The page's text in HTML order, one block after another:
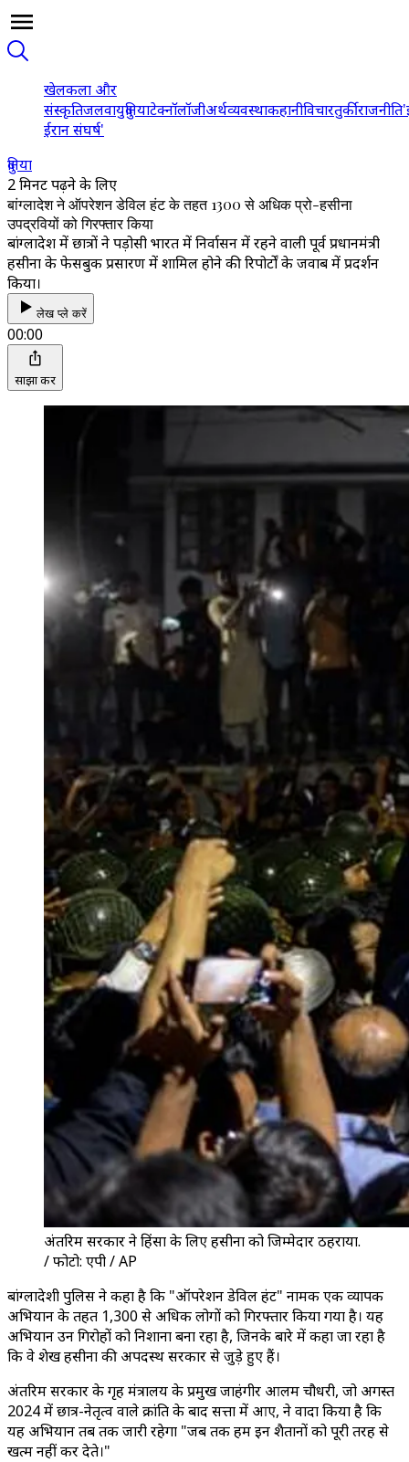
खेलकला और
संस्कृतिजलवायुदुनियाटेक्नॉलॉजीअर्थव्यवस्थाकहानीविचारतुर्कीराजनीति
ईरान संघर्ष'
दुनिया
2 मिनट पढ़ने के लिए
बांग्लादेश ने ऑपरेशन डेविल हंट के तहत 1300 से अधिक प्रो-हसीना
उपद्रवियों को गिरफ्तार किया
बांग्लादेश में छात्रों ने पड़ोसी भारत में निर्वासन में रहने वाली पूर्व प्रधानमंत्री
हसीना के फेसबुक प्रसारण में शामिल होने की रिपोर्टों के जवाब में प्रदर्शन
किया।
लेख प्ले करें
00:00
साझा करें
अंतरिम सरकार ने हिंसा के लिए हसीना को जिम्मेदार ठहराया.
/ फोटो: एपी / AP
बांग्लादेशी पुलिस ने कहा है कि "ऑपरेशन डेविल हंट" नामक एक व्यापक
अभियान के तहत 1,300 से अधिक लोगों को गिरफ्तार किया गया है। यह
अभियान उन गिरोहों को निशाना बना रहा है, जिनके बारे में कहा जा रहा है
कि वे शेख हसीना की अपदस्थ सरकार से जुड़े हुए हैं।
अंतरिम सरकार के गृह मंत्रालय के प्रमुख जाहंगीर आलम चौधरी, जो अगस्त
2024 में छात्र-नेतृत्व वाले क्रांति के बाद सत्ता में आए, ने वादा किया है कि
यह अभियान तब तक जारी रहेगा "जब तक हम इन शैतानों को पूरी तरह से
खत्म नहीं कर देते।"